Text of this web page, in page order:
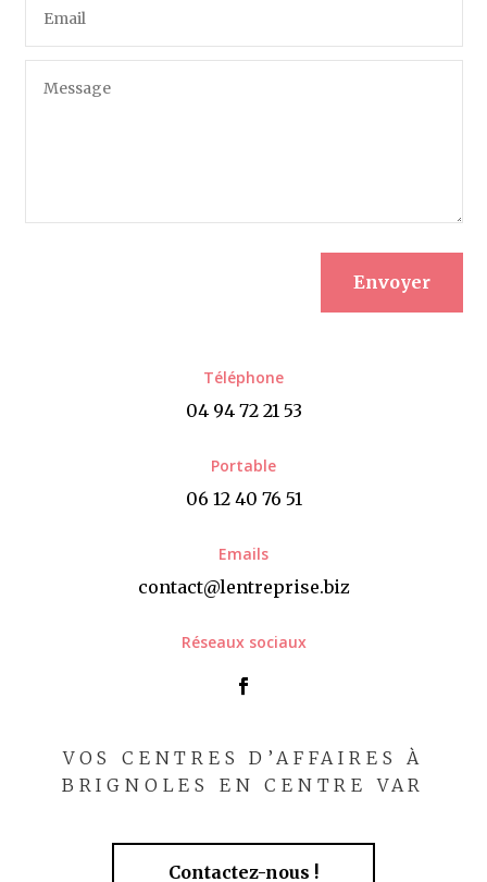
Envoyer
Téléphone
04 94 72 21 53
Portable
06 12 40 76 51
Emails
contact@lentreprise.biz
Réseaux sociaux
VOS CENTRES D’AFFAIRES À
BRIGNOLES EN CENTRE VAR
Contactez-nous !